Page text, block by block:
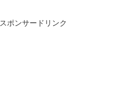
スポンサードリンク